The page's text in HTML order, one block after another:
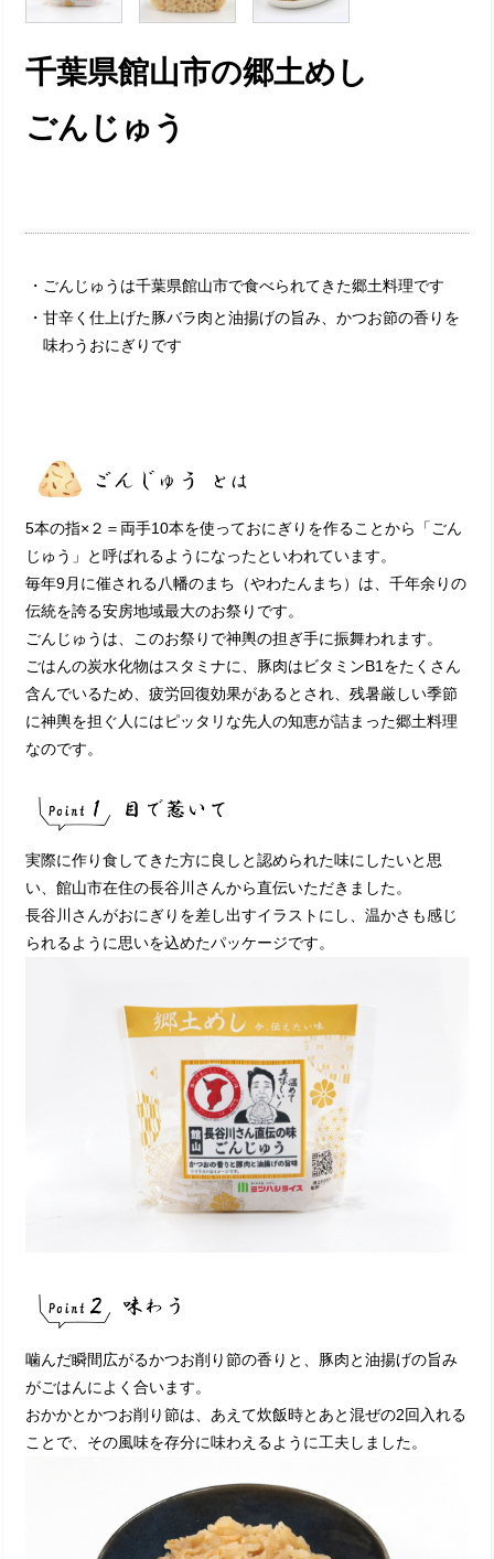
千葉県館山市の郷土めし
ごんじゅう
・ごんじゅうは千葉県館山市で食べられてきた郷土料理です
・甘辛く仕上げた豚バラ肉と油揚げの旨み、かつお節の香りを
味わうおにぎりです
5本の指×２＝両手10本を使っておにぎりを作ることから「ごん
じゅう」と呼ばれるようになったといわれています。
毎年9月に催される八幡のまち（やわたんまち）は、千年余りの
伝統を誇る安房地域最大のお祭りです。
ごんじゅうは、このお祭りで神輿の担ぎ手に振舞われます。
ごはんの炭水化物はスタミナに、豚肉はビタミンB1をたくさん
含んでいるため、疲労回復効果があるとされ、残暑厳しい季節
に神輿を担ぐ人にはピッタリな先人の知恵が詰まった郷土料理
なのです。
実際に作り食してきた方に良しと認められた味にしたいと思
い、館山市在住の長谷川さんから直伝いただきました。
長谷川さんがおにぎりを差し出すイラストにし、温かさも感じ
られるように思いを込めたパッケージです。
噛んだ瞬間広がるかつお削り節の香りと、豚肉と油揚げの旨み
がごはんによく合います。
おかかとかつお削り節は、あえて炊飯時とあと混ぜの2回入れる
ことで、その風味を存分に味わえるように工夫しました。